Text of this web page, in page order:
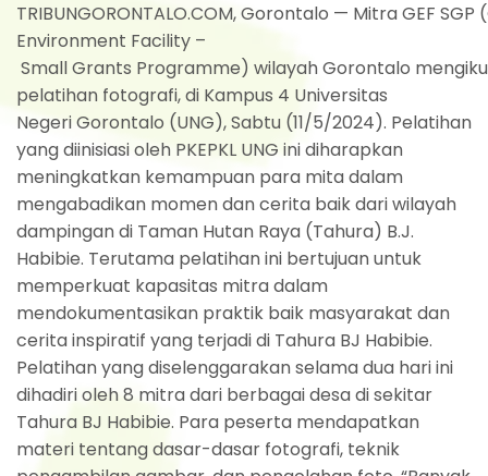
TRIBUNGORONTALO.COM, Gorontalo — Mitra GEF SGP
Environment Facility –
Small Grants Programme) wilayah Gorontalo
pelatihan fotografi, di Kampus 4 Universitas
Negeri Gorontalo (UNG), Sabtu (11/5/2024). Pelatihan
yang diinisiasi oleh PKEPKL UNG ini diharapkan
meningkatkan kemampuan para mita dalam
mengabadikan momen dan cerita baik dari wilayah
dampingan di Taman Hutan Raya (Tahura) B.J.
Habibie. Terutama pelatihan ini bertujuan untuk
memperkuat kapasitas mitra dalam
mendokumentasikan praktik baik masyarakat dan
cerita inspiratif yang terjadi di Tahura BJ Habibie.
Pelatihan yang diselenggarakan selama dua hari ini
dihadiri oleh 8 mitra dari berbagai desa di sekitar
Tahura BJ Habibie. Para peserta mendapatkan
materi tentang dasar-dasar fotografi, teknik